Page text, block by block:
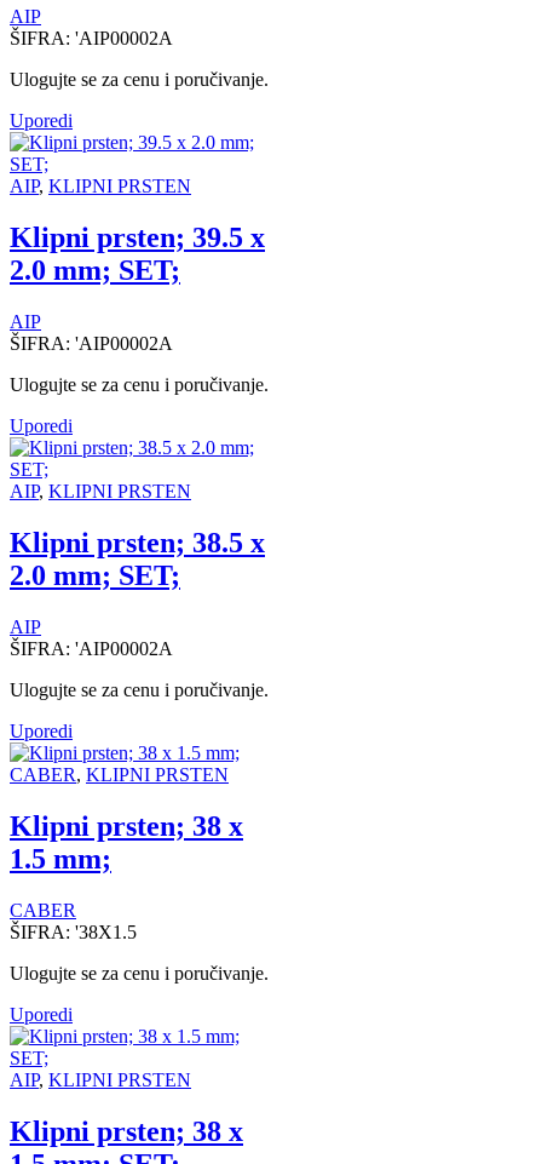
AIP
ŠIFRA: 'AIP00002A
Ulogujte se za cenu i poručivanje.
Uporedi
AIP, KLIPNI PRSTEN
Klipni prsten; 39.5 x
2.0 mm; SET;
AIP
ŠIFRA: 'AIP00002A
Ulogujte se za cenu i poručivanje.
Uporedi
AIP, KLIPNI PRSTEN
Klipni prsten; 38.5 x
2.0 mm; SET;
AIP
ŠIFRA: 'AIP00002A
Ulogujte se za cenu i poručivanje.
Uporedi
CABER, KLIPNI PRSTEN
Klipni prsten; 38 x
1.5 mm;
CABER
ŠIFRA: '38X1.5
Ulogujte se za cenu i poručivanje.
Uporedi
AIP, KLIPNI PRSTEN
Klipni prsten; 38 x